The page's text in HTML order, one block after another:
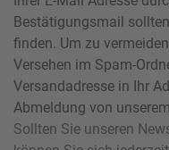
Bestätigungsmail
finden. Um zu
Versehen im Spam-
Versandadresse in Ihr
Abmeldung von
Sollten Sie unseren